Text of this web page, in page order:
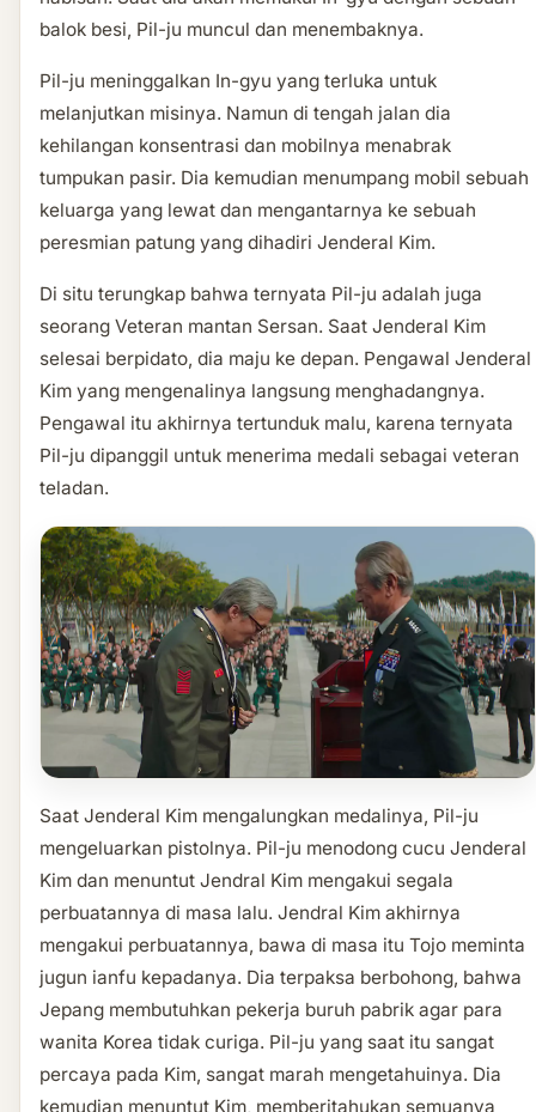
balok besi, Pil-ju muncul dan menembaknya.
Pil-ju meninggalkan In-gyu yang terluka untuk
melanjutkan misinya. Namun di tengah jalan dia
kehilangan konsentrasi dan mobilnya menabrak
tumpukan pasir. Dia kemudian menumpang mobil sebuah
keluarga yang lewat dan mengantarnya ke sebuah
peresmian patung yang dihadiri Jenderal Kim.
Di situ terungkap bahwa ternyata Pil-ju adalah juga
seorang Veteran mantan Sersan. Saat Jenderal Kim
selesai berpidato, dia maju ke depan. Pengawal Jenderal
Kim yang mengenalinya langsung menghadangnya.
Pengawal itu akhirnya tertunduk malu, karena ternyata
Pil-ju dipanggil untuk menerima medali sebagai veteran
teladan.
Saat Jenderal Kim mengalungkan medalinya, Pil-ju
mengeluarkan pistolnya. Pil-ju menodong cucu Jenderal
Kim dan menuntut Jendral Kim mengakui segala
perbuatannya di masa lalu. Jendral Kim akhirnya
mengakui perbuatannya, bawa di masa itu Tojo meminta
jugun ianfu kepadanya. Dia terpaksa berbohong, bahwa
Jepang membutuhkan pekerja buruh pabrik agar para
wanita Korea tidak curiga. Pil-ju yang saat itu sangat
percaya pada Kim, sangat marah mengetahuinya. Dia
kemudian menuntut Kim, memberitahukan semuanya